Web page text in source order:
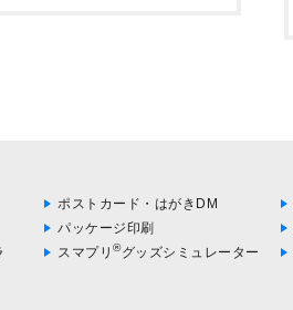
ポストカード・はがきDM
パッケージ印刷
スマプリ ®グッズシミュレーター